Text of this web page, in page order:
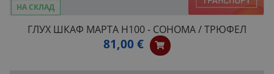
НА СКЛАД
ГЛУХ ШКАФ МАРТА Н100 - СОНОМА / ТРЮФЕЛ
81,00 €